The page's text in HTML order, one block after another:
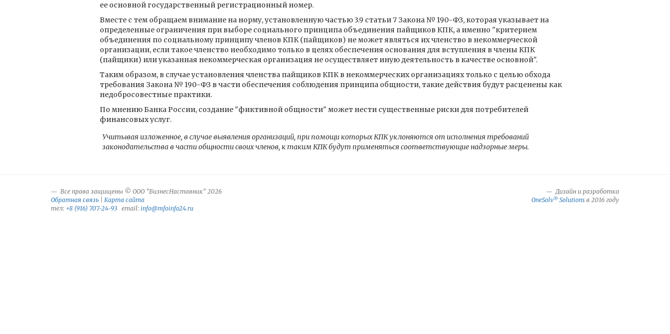
ее основной государственный регистрационный номер.
Вместе с тем обращаем внимание на норму, установленную частью 3.9 статьи 7 Закона № 190-ФЗ, которая указывает на
определенные ограничения при выборе социального принципа объединения пайщиков КПК, а именно "критерием
объединения по социальному принципу членов КПК (пайщиков) не может являться их членство в некоммерческой
организации, если такое членство необходимо только в целях обеспечения основания для вступления в члены КПК
(пайщики) или указанная некоммерческая организация не осуществляет иную деятельность в качестве основной".
Таким образом, в случае установления членства пайщиков КПК в некоммерческих организациях только с целью обхода
требования Закона № 190-ФЗ в части обеспечения соблюдения принципа общности, такие действия будут расценены как
недобросовестные практики.
По мнению Банка России, создание "фиктивной общности" может нести существенные риски для потребителей
финансовых услуг.
Учитывая изложенное, в случае выявления организаций, при помощи которых КПК уклоняются от исполнения требований
законодательства в части общности своих членов, к таким КПК будут применяться соответствующие надзорные меры.
Все права защищены © ООО "БизнесНаставник" 2026
Обратная связь
Карта сайта
тел: +8 (916) 707-24-93 email: info@mfoinfo24.ru
Дизайн и разработка
OneSolv® Solutions в 2016 году